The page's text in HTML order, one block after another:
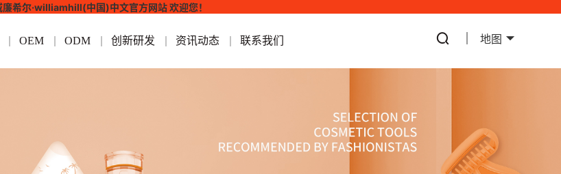
廉希尔·williamhill(中国)中文官方网站 欢迎您！
OEM ODM 创新研发 资讯动态 联系我们 地图